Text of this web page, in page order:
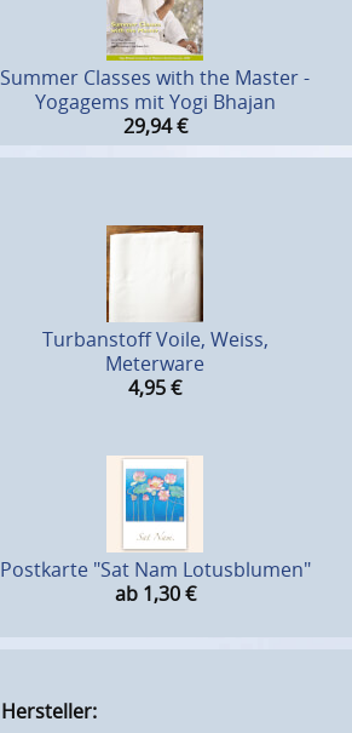
Summer Classes with the Master -
Yogagems mit Yogi Bhajan
29,94 €
Turbanstoff Voile, Weiss,
Meterware
4,95€
Postkarte "Sat Nam Lotusblumen"
ab 1,30 €
Hersteller: